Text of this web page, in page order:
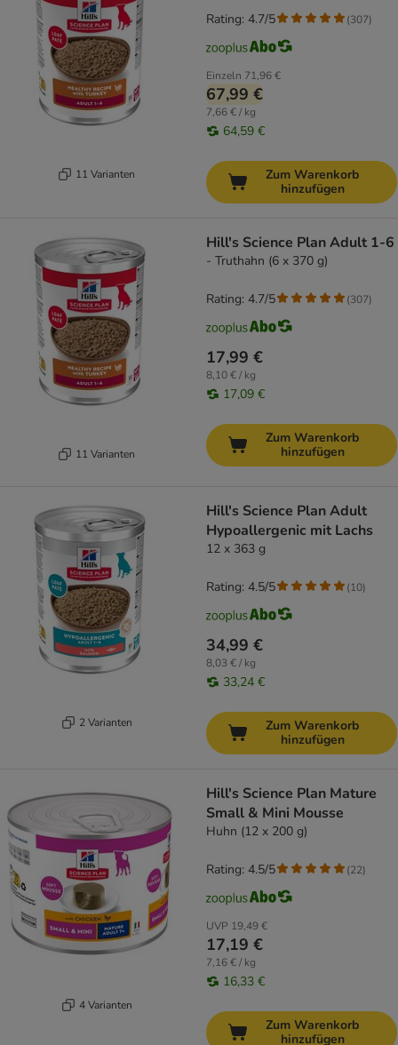
11 Varianten
Einzeln 71,96 €
67,99 €
7,66 € / kg
64,59 €
Rating: 4.7/5 (307)
Zum Warenkorb
hinzufügen
11 Varianten
Hill's Science Plan Adult 1-6
- Truthahn (6 x 370 g)
17,99 €
8,10 € / kg
17,09 €
Rating: 4.7/5 (307)
Zum Warenkorb
hinzufügen
2 Varianten
Hill's Science Plan Adult
Hypoallergenic mit Lachs
12 x 363 g
34,99 €
8,03 € / kg
33,24 €
Rating: 4.5/5 (10)
Zum Warenkorb
hinzufügen
4 Varianten
Hill's Science Plan Mature
Small & Mini Mousse
Huhn (12 x 200 g)
UVP 19,49 €
17,19 €
7,16 € / kg
16,33 €
Rating: 4.5/5 (22)
Zum Warenkorb
hinzufügen